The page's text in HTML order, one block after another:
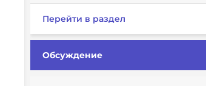
Перейти в раздел
Обсуждение